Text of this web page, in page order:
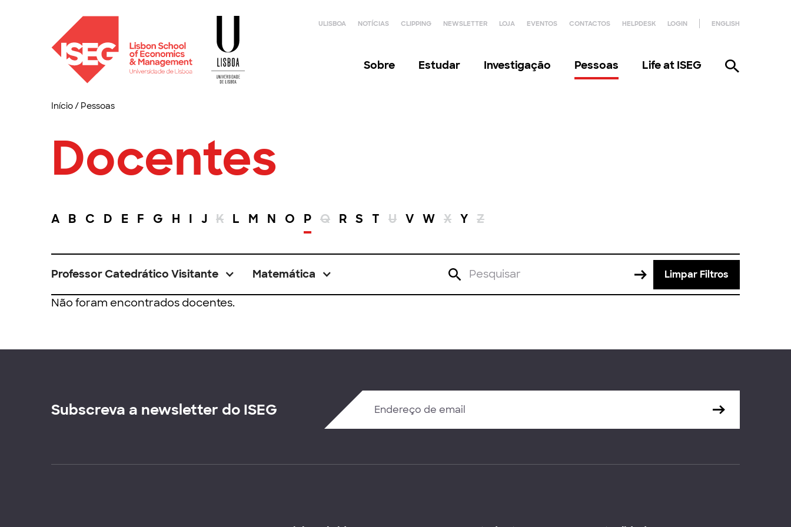
ULISBOA NOTÍCIAS CLIPPING NEWSLETTER LOJA EVENTOS CONTACTOS HELPDESK LOGIN ENGLISH
Sobre Estudar Investigação Pessoas Life at ISEG
Início/ Pessoas
Docentes
A B C D E F G H I J K L M N O P Q R S T U V W X Y Z
Professor Catedrático Visitante Matemática Limpar Filtros
Não foram encontrados docentes.
Subscreva a newsletter do ISEG